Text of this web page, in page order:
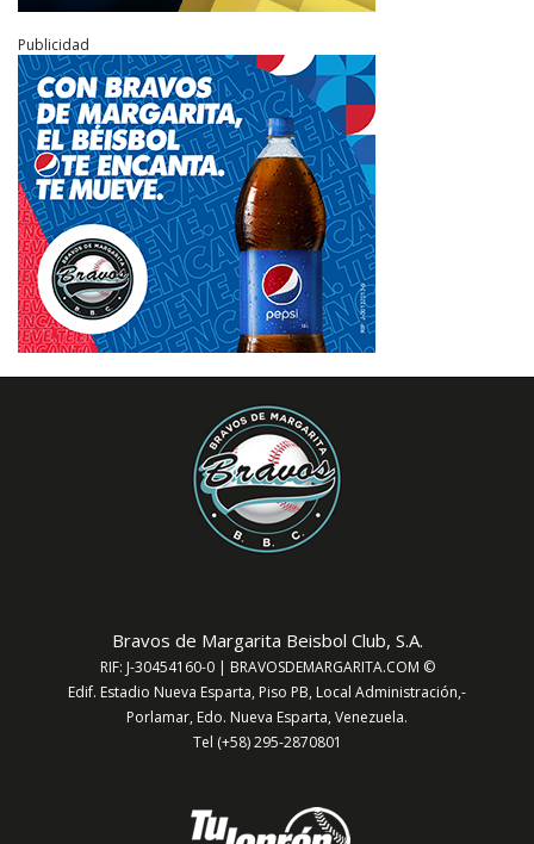
Publicidad
Bravos de Margarita Beisbol Club, S.A.
RIF: J-30454160-0 | BRAVOSDEMARGARITA.COM ©
Edif. Estadio Nueva Esparta, Piso PB, Local Administración,-
Porlamar, Edo. Nueva Esparta, Venezuela.
Tel (+58) 295-2870801